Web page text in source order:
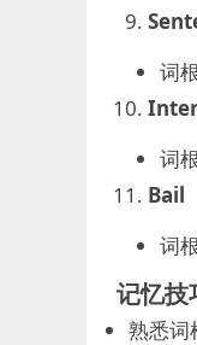
词
词
Bail
词
记忆技
熟悉词